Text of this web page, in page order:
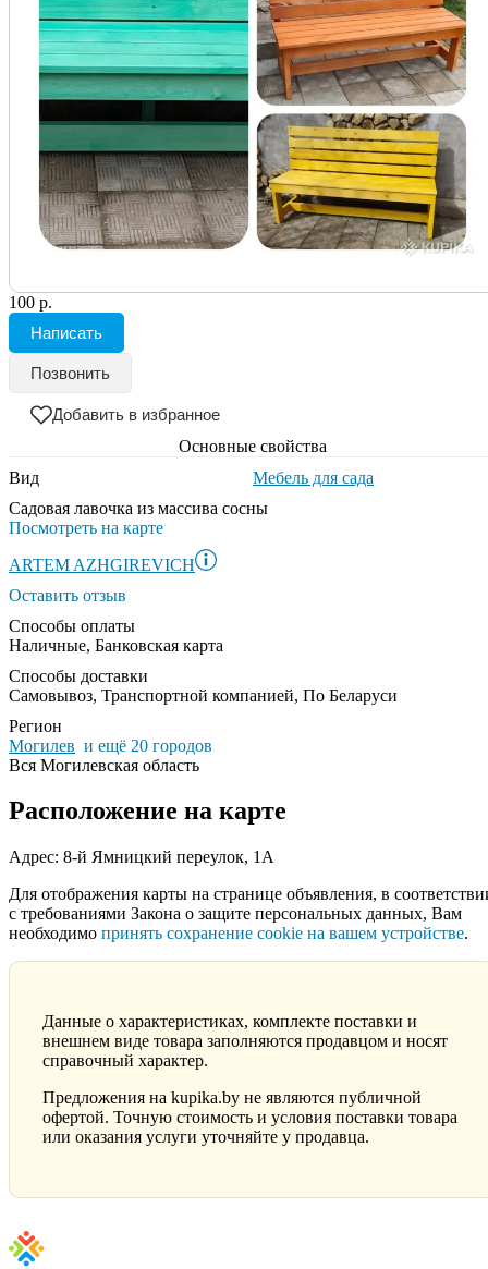
100 р.
Написать
Позвонить
Добавить в избранное
Основные свойства
Вид
Мебель для сада
Садовая лавочка из массива сосны
Посмотреть на карте
ARTEM AZHGIREVICH
Оставить отзыв
Способы оплаты
Наличные, Банковская карта
Способы доставки
Самовывоз, Транспортной компанией, По Беларуси
Регион
Могилев и ещё 20 городов
Вся Могилевская область
Расположение на карте
Адрес: 8-й Ямницкий переулок, 1А
Для отображения карты на странице объявления, в
с требованиями Закона о защите персональных данных, Вам
необходимо принять сохранение cookie на вашем устройстве.
Данные о характеристиках, комплекте поставки и
внешнем виде товара заполняются продавцом и носят
справочный характер.
Предложения на kupika.by не являются публичной
офертой. Точную стоимость и условия поставки товара
или оказания услуги уточняйте у продавца.